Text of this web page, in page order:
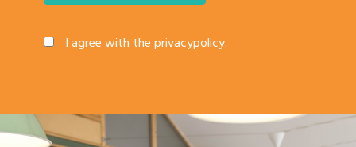
I agree with theprivacypolicy.